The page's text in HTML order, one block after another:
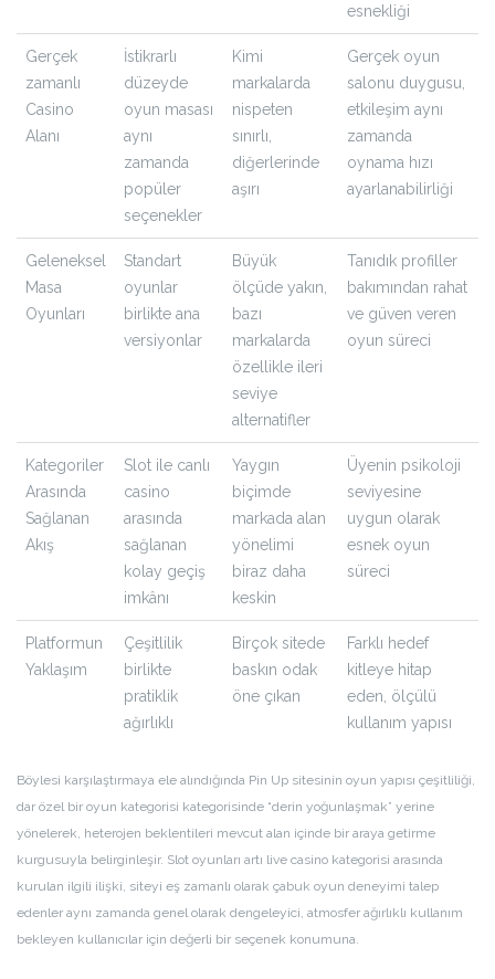
esnekliği
Gerçek
zamanlı
Casino
Alanı
İstikrarlı
düzeyde
oyun masası
aynı
zamanda
popüler
seçenekler
Kimi
markalarda
nispeten
sınırlı,
diğerlerinde
aşırı
Gerçek oyun
salonu duygusu,
etkileşim aynı
zamanda
oynama hızı
ayarlanabilirliği
Geleneksel
Masa
Oyunları
Standart
oyunlar
birlikte ana
versiyonlar
Büyük
ölçüde yakın,
bazı
markalarda
özellikle ileri
seviye
alternatifler
Tanıdık profiller
bakımından rahat
ve güven veren
oyun süreci
Kategoriler
Arasında
Sağlanan
Akış
Slot ile canlı
casino
arasında
sağlanan
kolay geçiş
imkânı
Yaygın
biçimde
markada alan
yönelimi
biraz daha
keskin
Üyenin psikoloji
seviyesine
uygun olarak
esnek oyun
süreci
Platformun
Yaklaşım
Çeşitlilik
birlikte
pratiklik
ağırlıklı
Birçok sitede
baskın odak
öne çıkan
Farklı hedef
kitleye hitap
eden, ölçülü
kullanım yapısı
Böylesi karşılaştırmaya ele alındığında Pin Up sitesinin oyun yapısı çeşitliliği,
dar özel bir oyun kategorisi kategorisinde “derin yoğunlaşmak” yerine
yönelerek, heterojen beklentileri mevcut alan içinde bir araya getirme
kurgusuyla belirginleşir. Slot oyunları artı live casino kategorisi arasında
kurulan ilgili ilişki, siteyi eş zamanlı olarak çabuk oyun deneyimi talep
edenler aynı zamanda genel olarak dengeleyici, atmosfer ağırlıklı kullanım
bekleyen kullanıcılar için değerli bir seçenek konumuna.